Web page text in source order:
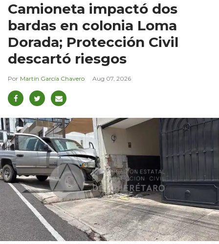
Camioneta impactó dos
bardas en colonia Loma
Dorada; Protección Civil
descartó riesgos
Martín García Chavero Aug 07, 2026